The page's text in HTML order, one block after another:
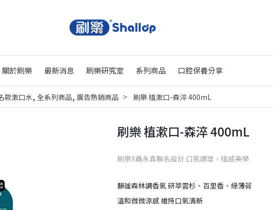
關於刷樂 最新消息 刷樂研究室 系列商品 口腔保養分享
款漱口水, 全系列商品, 廣告熱銷商品 刷樂 植漱口-森淬 400mL
刷樂 植漱口-森淬 400mL
刷樂X聶永真聯名設計 口氣調理，植感美學
靜謐森林調香氣 研萃雲杉、百里香、綠薄荷
溫和微微涼感 維持口氣清新